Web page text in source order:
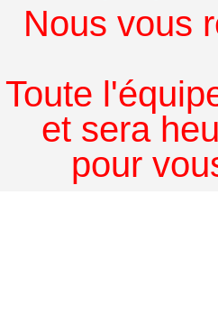
Nous vous
Toute
et sera
pour